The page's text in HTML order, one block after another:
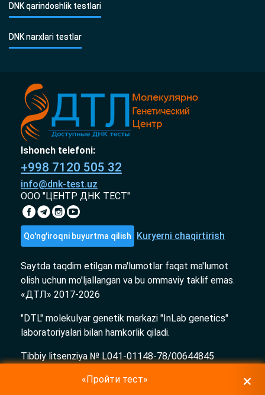
DNK qarindoshlik testlari
DNK narxlari testlar
Ishonch telefoni:
+998 7120 505 32
info@dnk-test.uz
ООО "ЦЕНТР ДНК ТЕСТ"
Qo'ng'iroqni buyurtma qilish Kuryerni chaqirtirish
Saytda taqdim etilgan ma'lumotlar faqat ma'lumot
olish uchun mo'ljallangan va bu ommaviy taklif emas.
«ДТЛ» 2017-2026
"DTL" molekulyar genetik markazi "InLab genetics"
laboratoriyalari bilan hamkorlik qiladi.
Tibbiy litsenziya № L041-01148-78/00644845
«Пройти тест»